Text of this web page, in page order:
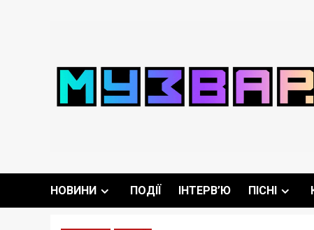
НОВИНИ ПОДІЇ ІНТЕРВ’Ю ПІСНІ